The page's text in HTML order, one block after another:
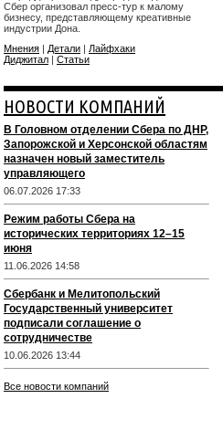
Сбер организовал пресс-тур к малому
бизнесу, представляющему креативные
индустрии Дона.
Мнения | Детали | Лайфхаки
Диджитал | Статьи
НОВОСТИ КОМПАНИЙ
В Головном отделении Сбера по ДНР,
Запорожской и Херсонской областям
назначен новый заместитель
управляющего
06.07.2026 17:33
Режим работы Сбера на
исторических территориях 12–15
июня
11.06.2026 14:58
Сбербанк и Мелитопольский
Государственный университет
подписали соглашение о
сотрудничестве
10.06.2026 13:44
Все новости компаний